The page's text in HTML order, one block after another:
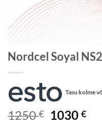
Nordcel Soyal
Tasu kolme
1250€
Algne
1030€